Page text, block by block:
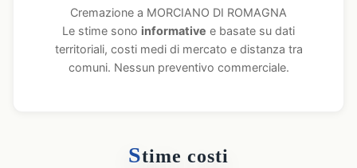
Cremazione a MORCIANO DI ROMAGNA
Le stime sono informative e basate su dati
territoriali, costi medi di mercato e distanza tra
comuni. Nessun preventivo commerciale.
Stime costi